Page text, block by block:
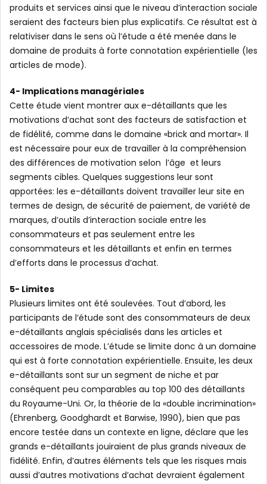
produits et services ainsi que le niveau d’interaction sociale
seraient des facteurs bien plus explicatifs. Ce résultat est à
relativiser dans le sens où l’étude a été menée dans le
domaine de produits à forte connotation expérientielle (les
articles de mode).
4- Implications managériales
Cette étude vient montrer aux e-détaillants que les
motivations d’achat sont des facteurs de satisfaction et
de fidélité, comme dans le domaine «brick and mortar». Il
est nécessaire pour eux de travailler à la compréhension
des différences de motivation selon l’âge et leurs
segments cibles. Quelques suggestions leur sont
apportées: les e-détaillants doivent travailler leur site en
termes de design, de sécurité de paiement, de variété de
marques, d’outils d’interaction sociale entre les
consommateurs et pas seulement entre les
consommateurs et les détaillants et enfin en termes
d’efforts dans le processus d’achat.
5- Limites
Plusieurs limites ont été soulevées. Tout d’abord, les
participants de l’étude sont des consommateurs de deux
e-détaillants anglais spécialisés dans les articles et
accessoires de mode. L’étude se limite donc à un domaine
qui est à forte connotation expérientielle. Ensuite, les deux
e-détaillants sont sur un segment de niche et par
conséquent peu comparables au top 100 des détaillants
du Royaume-Uni. Or, la théorie de la «double incrimination»
(Ehrenberg, Goodghardt et Barwise, 1990), bien que pas
encore testée dans un contexte en ligne, déclare que les
grands e-détaillants jouiraient de plus grands niveaux de
fidélité. Enfin, d’autres éléments tels que les risques mais
aussi d’autres motivations d’achat devraient également